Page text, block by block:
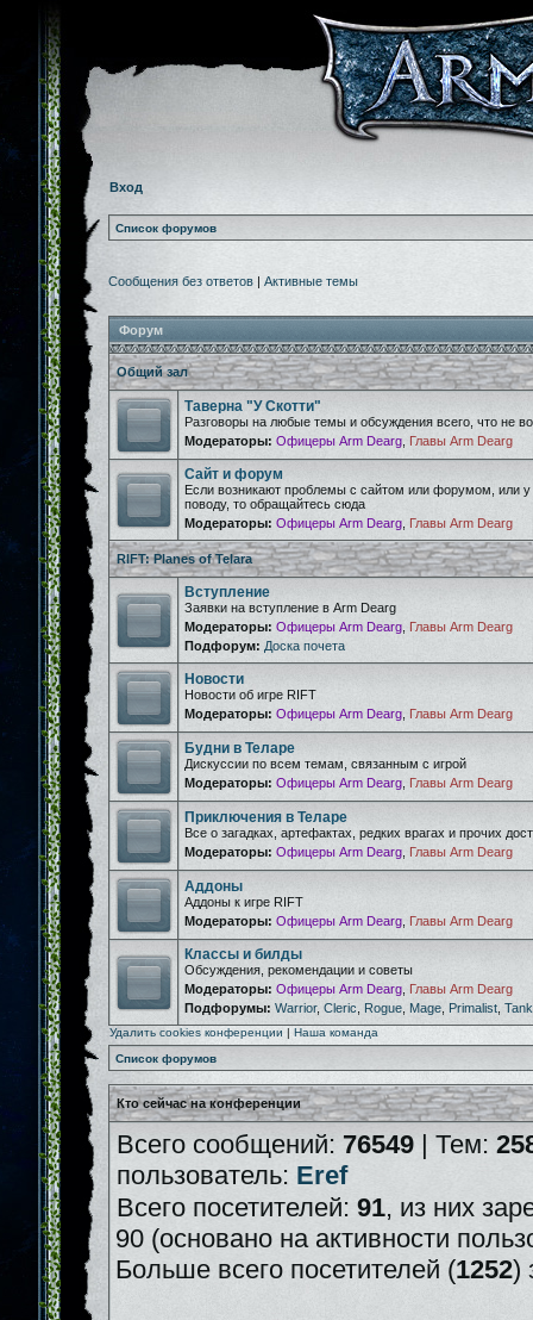
Вход
Список форумов
Сообщения без ответов | Активные темы
Форум
Общий зал
Таверна "У Скотти"
Разговоры на любые темы и обсуждения всего, что не
Модераторы: Офицеры Arm Dearg Главы Arm Dearg
Сайт и форум
Если возникают проблемы с сайтом или форумом, или у
поводу, то обращайтесь сюда
Модераторы: Офицеры Arm Dearg Главы Arm Dearg
RIFT: Planes of Telara
Вступление
Заявки на вступление в Arm Dearg
Модераторы: Офицеры Arm Dearg Главы Arm Dearg
Подфорум: Доска почета
Новости
Новости об игре RIFT
Модераторы: Офицеры Arm Dearg Главы Arm Dearg
Будни в Теларе
Дискуссии по всем темам, связанным с игрой
Модераторы: Офицеры Arm Dearg Главы Arm Dearg
Приключения в Теларе
Все о загадках, артефактах, редких врагах и прочих
Модераторы: Офицеры Arm Dearg Главы Arm Dearg
Аддоны
Аддоны к игре RIFT
Модераторы: Офицеры Arm Dearg Главы Arm Dearg
Классы и билды
Обсуждения, рекомендации и советы
Модераторы: Офицеры Arm Dearg Главы Arm Dearg
Подфорумы: Warrior, Cleric Rogue Mage Primalist Tank
Удалить cookies конференции | Наша команда
Список форумов
Кто сейчас на конференции
Всего сообщений: 76549 | Тем:
пользователь: Eref
Всего посетителей: 91, из них
90 (основано на активности
Больше всего посетителей (1252)